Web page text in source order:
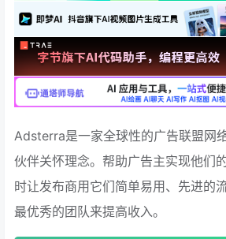
Adsterra是一家全球性的广告联盟网
伙伴关怀理念。帮助广告主实现他们
时让发布商用它们简单易用、先进的
最优秀的团队来提高收入。